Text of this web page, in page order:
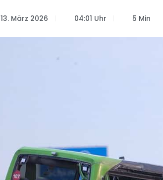
13. März 2026 04:01 Uhr 5 Min